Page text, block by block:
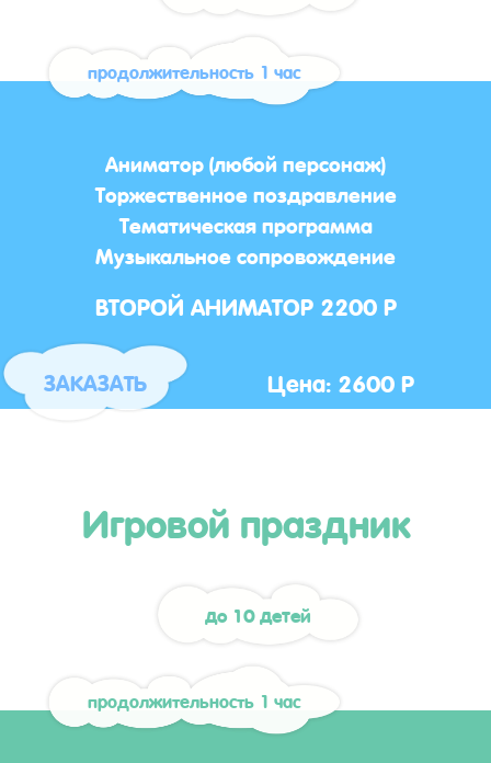
продолжительность 1 час
Аниматор (любой персонаж)
Торжественное поздравление
Тематическая программа
Музыкальное сопровождение
ВТОРОЙ АНИМАТОР 2200 Р
ЗАКАЗАТЬ Цена: 2600 Р
Игровой праздник
до 10 детей
продолжительность 1 час